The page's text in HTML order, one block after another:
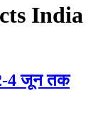
India
2-4 जून तक